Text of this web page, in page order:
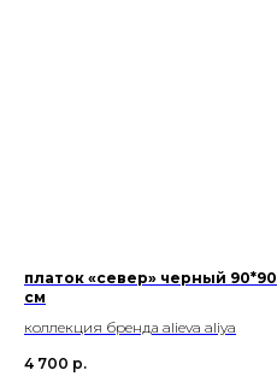
платок «север» черный 90*90
см
коллекция бренда alieva aliya
4 700 р.